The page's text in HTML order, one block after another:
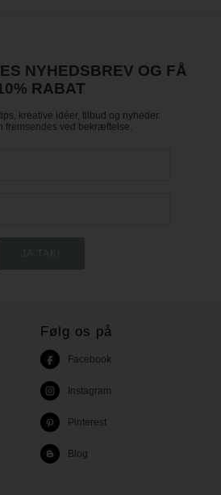
NYHEDSBREV OG FÅ
RABAT
kreative idéer, tilbud og nyheder.
fremsendes ved bekræftelse.
Følg os på
Facebook
Instagram
Pinterest
Blog